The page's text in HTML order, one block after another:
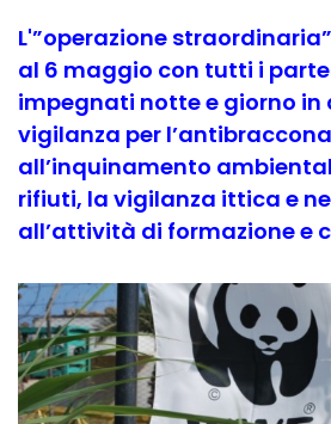
L'”operazione
al 6 maggio con tutti i
impegnati notte e giorno
vigilanza per
all’inquinamento
rifiuti, la vigilanza ittica e
all’attività di formazione e